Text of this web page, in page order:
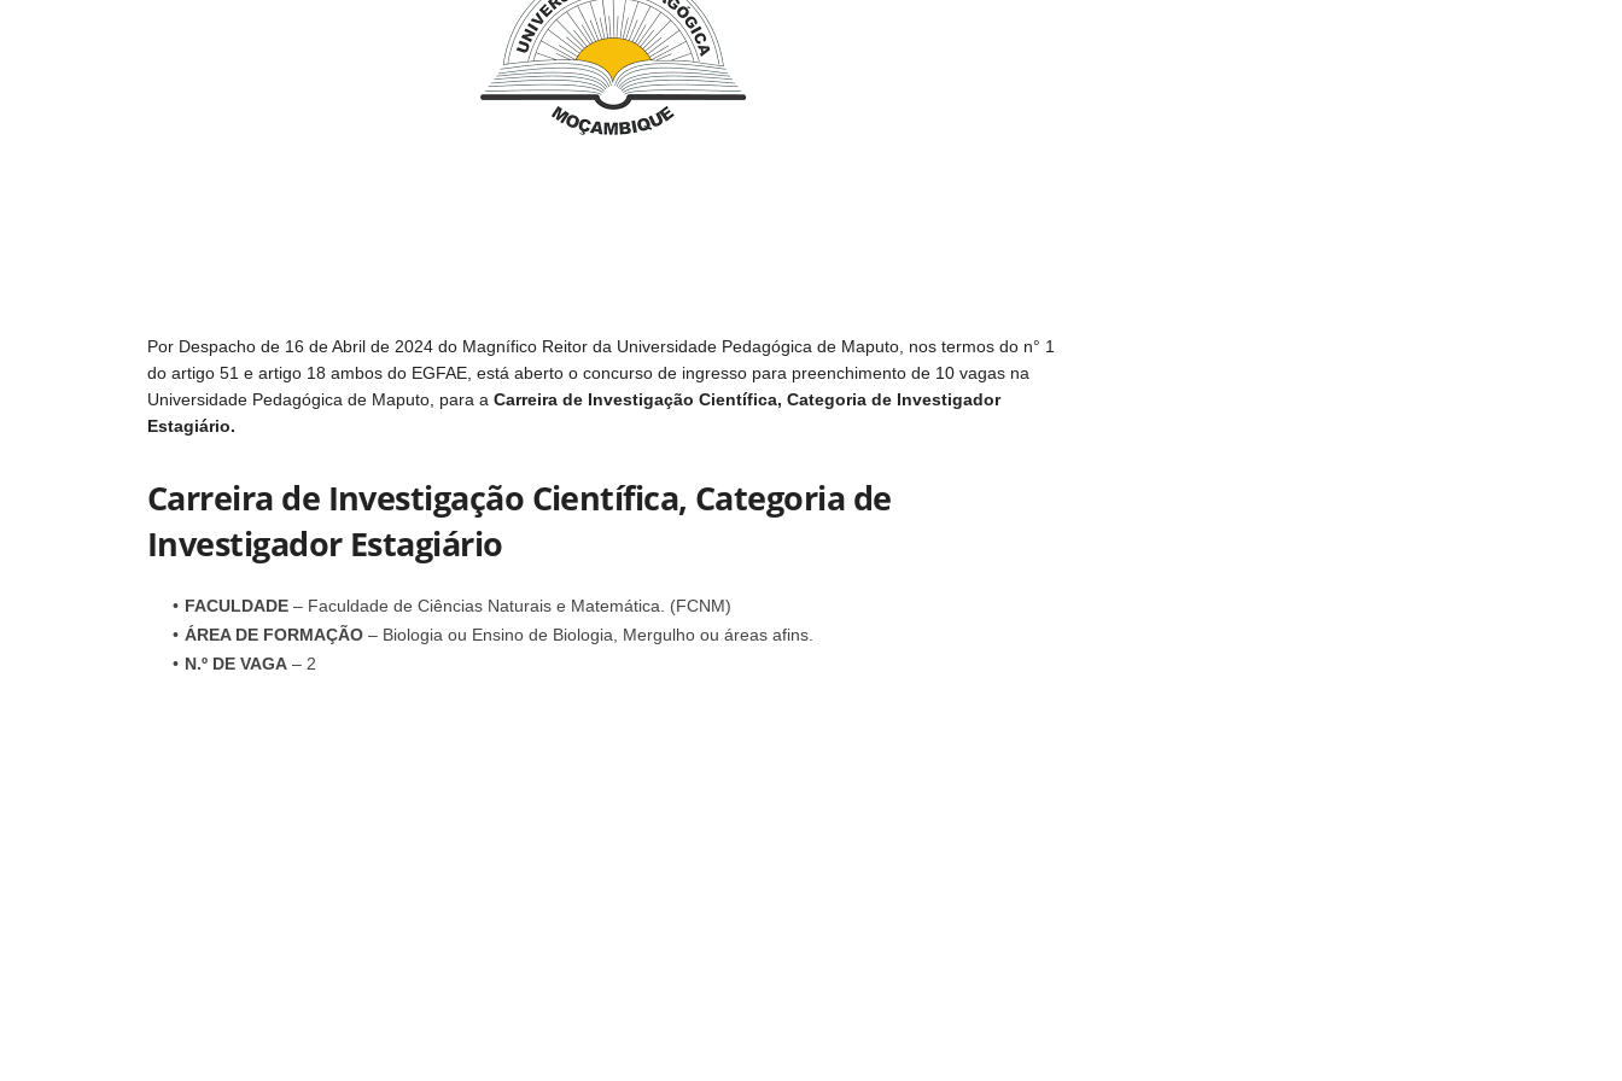
Por Despacho de 16 de Abril de 2024 do Magnífico Reitor da Universidade Pedagógica de Maputo, nos termos do n° 1
do artigo 51 e artigo 18 ambos do EGFAE, está aberto o concurso de ingresso para preenchimento de 10 vagas na
Universidade Pedagógica de Maputo, para a Carreira de Investigação Científica, Categoria de Investigador
Estagiário.
Carreira de Investigação Científica, Categoria de
Investigador Estagiário
FACULDADE – Faculdade de Ciências Naturais e Matemática. (FCNM)
ÁREA DE FORMAÇÃO – Biologia ou Ensino de Biologia, Mergulho ou áreas afins.
N.º DE VAGA – 2